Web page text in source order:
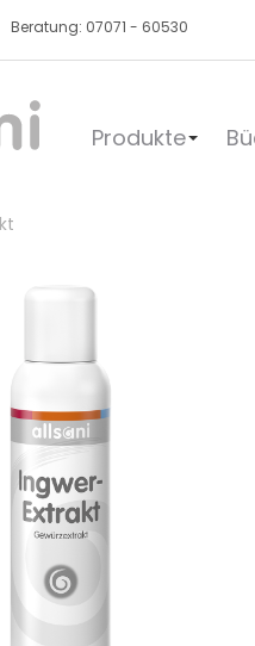
Beratung: 07071 - 60530
Produkte